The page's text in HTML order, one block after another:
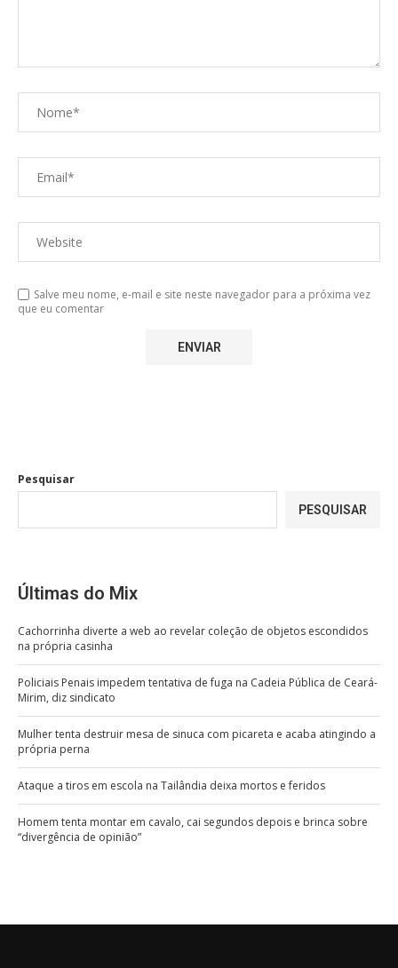
Salve meu nome, e-mail e site neste navegador para a próxima vez
que eu comentar
Pesquisar
PESQUISAR
Últimas do Mix
Cachorrinha diverte a web ao revelar coleção de objetos escondidos
na própria casinha
Policiais Penais impedem tentativa de fuga na Cadeia Pública de Ceará-
Mirim, diz sindicato
Mulher tenta destruir mesa de sinuca com picareta e acaba atingindo a
própria perna
Ataque a tiros em escola na Tailândia deixa mortos e feridos
Homem tenta montar em cavalo, cai segundos depois e brinca sobre
“divergência de opinião”